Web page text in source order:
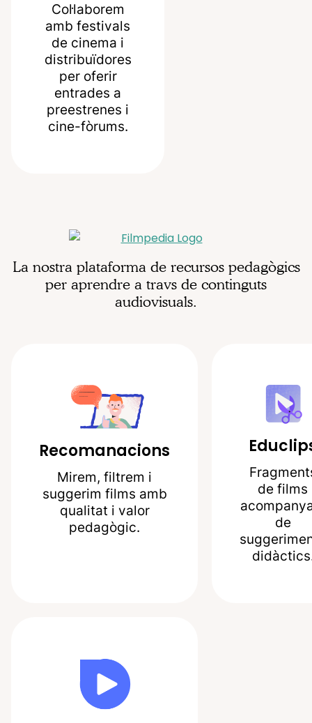
Col·laborem
amb festivals
de cinema i
distribuïdores
per oferir
entrades a
preestrenes i
cine-fòrums.
La nostra plataforma de recursos pedagògics
per aprendre a travs de continguts
audiovisuals.
Recomanacions
Mirem, filtrem i
suggerim films amb
qualitat i valor
pedagògic.
de films
de